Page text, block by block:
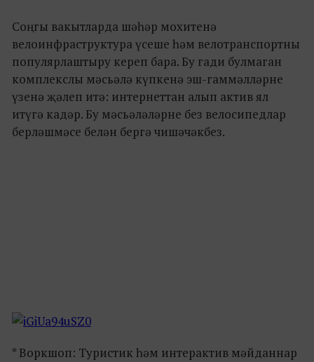
Соңгы вакытларда шәһәр мохитенә
велоинфраструктура үсеше һәм велотранспортны
популярлаштыру кереп бара. Бу гади булмаган
комплекслы мәсьәлә күпкенә эш-гаммәлләрне
үзенә җәлеп итә: интернеттан алып актив ял
итүгә кадәр. Бу мәсьәләләрне без велосипедлар
берләшмәсе белән бергә чишәчәкбез.
* Воркшоп: Туристик һәм интерактив мәйданнар